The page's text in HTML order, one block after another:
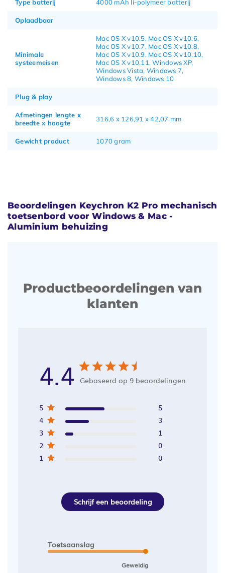
Type batterij 4000 mAh li-polymeer batterij
Oplaadbaar
Minimale
systeemeisen
Mac OS X v10.5, Mac OS X v10.6,
Mac OS X v10.7, Mac OS X v10.8,
Mac OS X v10.9, Mac OS X v10.10,
Mac OS X v10.11, Windows XP,
Windows Vista, Windows 7,
Windows 8, Windows 10
Plug & play
Afmetingen lengte x
breedte x hoogte
316,6 x 126,91 x 42,07 mm
Gewicht product 1070 gram
Beoordelingen Keychron K2 Pro mechanisch
toetsenbord voor Windows & Mac -
Aluminium behuizing
Productbeoordelingen van
klanten
4.4 Gebaseerd op 9 beoordelingen
5
5
4
3
3
1
2
0
1
0
Schrijf een beoordeling
Toetsaanslag
Geweldig